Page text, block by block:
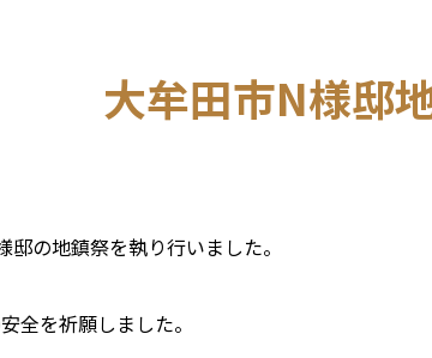
大牟田市N様邸
の地鎮祭を執り行いました。
全を祈願しました。